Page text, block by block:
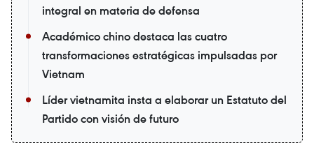
integral en materia de defensa
Académico chino destaca las cuatro
transformaciones estratégicas impulsadas por
Vietnam
Líder vietnamita insta a elaborar un Estatuto del
Partido con visión de futuro